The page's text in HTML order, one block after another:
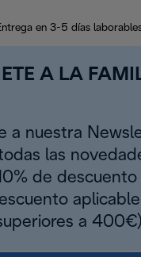
en 3-5 días
A LA
a nuestra
las
de
a 400€)